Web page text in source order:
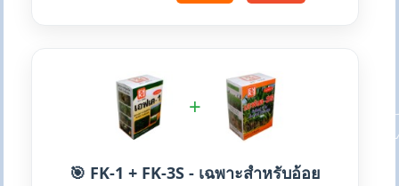
+
🎯 FK-1 + FK-3S - เฉพาะสำหรับอ้อย